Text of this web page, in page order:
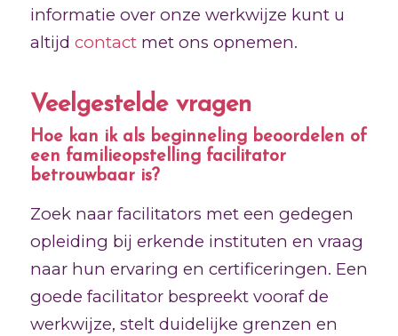
informatie over onze werkwijze kunt u
altijd contactmet ons opnemen.
Veelgestelde vragen
Hoe kan ik als beginneling beoordelen of
een familieopstelling facilitator
betrouwbaar is?
Zoek naar facilitators met een gedegen
opleiding bij erkende instituten en vraag
naar hun ervaring en certificeringen. Een
goede facilitator bespreekt vooraf de
werkwijze, stelt duidelijke grenzen en